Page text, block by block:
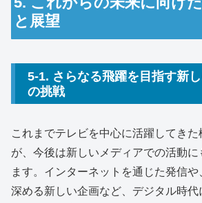
と展望
5-1. さらなる飛躍を目指す新
の挑戦
これまでテレビを中心に活躍してき
が、今後は新しいメディアでの活動
ます。インターネットを通じた発信
深める新しい企画など、デジタル時